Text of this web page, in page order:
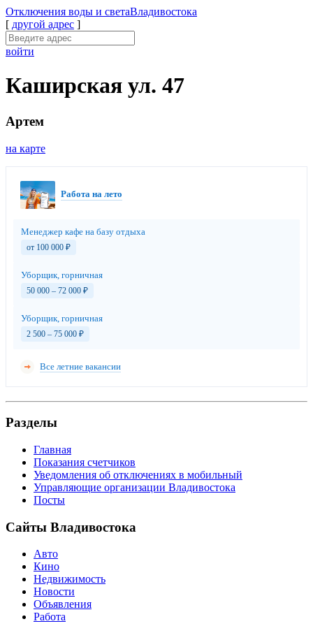
Отключения воды и светаВладивостока
[ другой адрес ]
войти
Каширская ул. 47
Артем
на карте
Работа на лето
Менеджер кафе на базу отдыха
от 100 000 ₽
Уборщик, горничная
50 000 – 72 000 ₽
Уборщик, горничная
2 500 – 75 000 ₽
Все летние вакансии
Разделы
Главная
Показания счетчиков
Уведомления об отключениях в мобильный
Управляющие организации Владивостока
Посты
Сайты Владивостока
Авто
Кино
Недвижимость
Новости
Объявления
Работа